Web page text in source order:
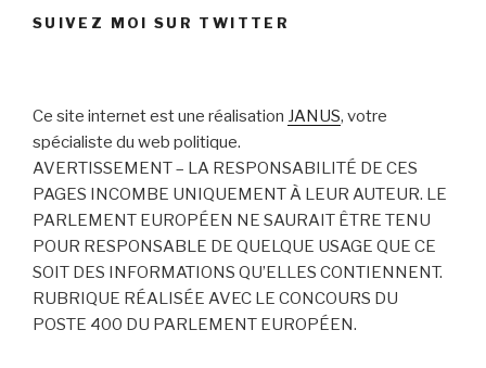
SUIVEZ MOI SUR TWITTER
Ce site internet est une réalisation JANUS, votre
spécialiste du web politique.
AVERTISSEMENT – LA RESPONSABILITÉ DE CES
PAGES INCOMBE UNIQUEMENT À LEUR AUTEUR. LE
PARLEMENT EUROPÉEN NE SAURAIT ÊTRE TENU
POUR RESPONSABLE DE QUELQUE USAGE QUE CE
SOIT DES INFORMATIONS QU’ELLES CONTIENNENT.
RUBRIQUE RÉALISÉE AVEC LE CONCOURS DU
POSTE 400 DU PARLEMENT EUROPÉEN.